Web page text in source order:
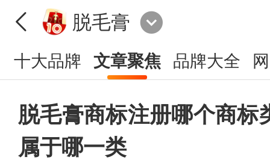
脱毛膏
十大品牌 文章聚焦 品牌大全
脱毛膏商标注册哪个商标
属于哪一类